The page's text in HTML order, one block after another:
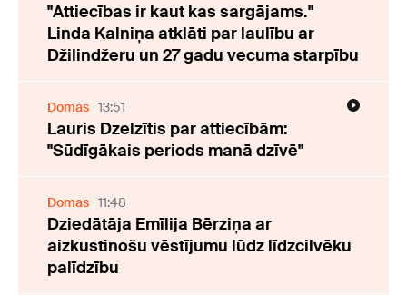
"Attiecības ir kaut kas sargājams."
Linda Kalniņa atklāti par laulību ar
Džilindžeru un 27 gadu vecuma starpību
Domas 13:51
Lauris Dzelzītis par attiecībām:
"Sūdīgākais periods manā dzīvē"
Domas 11:48
Dziedātāja Emīlija Bērziņa ar
aizkustinošu vēstījumu lūdz līdzcilvēku
palīdzību